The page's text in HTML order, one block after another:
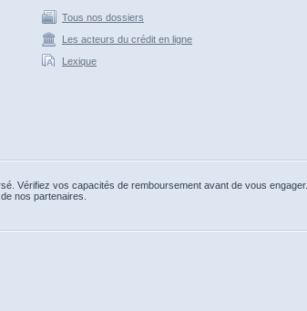
Tous nos dossiers
Les acteurs du crédit en ligne
Lexique
Vérifiez vos capacités de remboursement avant de vous engager.
nos partenaires.